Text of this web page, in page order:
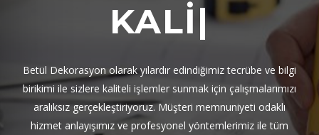
KALİTELİ|
Betül Dekorasyon olarak yılardır edindiğimiz tecrübe ve bilgi
birikimi ile sizlere kaliteli işlemler sunmak için çalışmalarımızı
aralıksız gerçekleştiriyoruz. Müşteri memnuniyeti odaklı
hizmet anlayışımız ve profesyonel yöntemlerimiz ile tüm